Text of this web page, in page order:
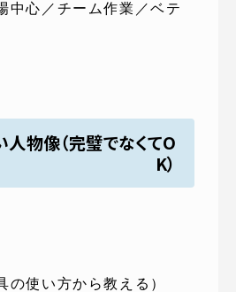
中心／チーム作業／ベテ
物像（完璧でなくてO
K）
の使い方から教える）